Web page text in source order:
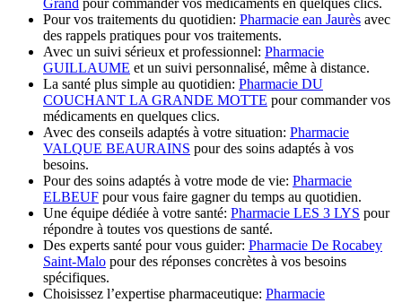
Grand pour commander vos médicaments en quelques clics.
Pour vos traitements du quotidien: Pharmacie ean Jaurès avec
des rappels pratiques pour vos traitements.
Avec un suivi sérieux et professionnel: Pharmacie
GUILLAUME et un suivi personnalisé, même à distance.
La santé plus simple au quotidien: Pharmacie DU
COUCHANT LA GRANDE MOTTE pour commander vos
médicaments en quelques clics.
Avec des conseils adaptés à votre situation: Pharmacie
VALQUE BEAURAINS pour des soins adaptés à vos
besoins.
Pour des soins adaptés à votre mode de vie: Pharmacie
ELBEUF pour vous faire gagner du temps au quotidien.
Une équipe dédiée à votre santé: Pharmacie LES 3 LYS pour
répondre à toutes vos questions de santé.
Des experts santé pour vous guider: Pharmacie De Rocabey
Saint-Malo pour des réponses concrètes à vos besoins
spécifiques.
Choisissez l’expertise pharmaceutique: Pharmacie